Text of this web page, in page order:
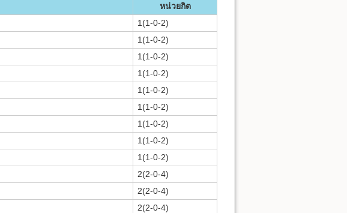
หน่วยกิต
1(1-0-2)
1(1-0-2)
1(1-0-2)
1(1-0-2)
1(1-0-2)
1(1-0-2)
1(1-0-2)
1(1-0-2)
1(1-0-2)
2(2-0-4)
2(2-0-4)
2(2-0-4)